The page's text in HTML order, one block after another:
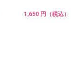
1,650 円（税込）